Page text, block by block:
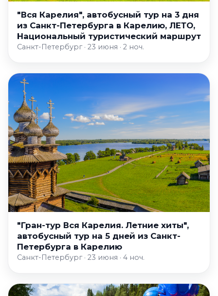
"Вся Карелия", автобусный тур на 3 дня
из Санкт-Петербурга в Карелию, ЛЕТО,
Национальный туристический маршрут
Санкт-Петербург · 23 июня · 2 ноч.
"Гран-тур Вся Карелия. Летние хиты",
автобусный тур на 5 дней из Санкт-
Петербурга в Карелию
Санкт-Петербург · 23 июня · 4 ноч.